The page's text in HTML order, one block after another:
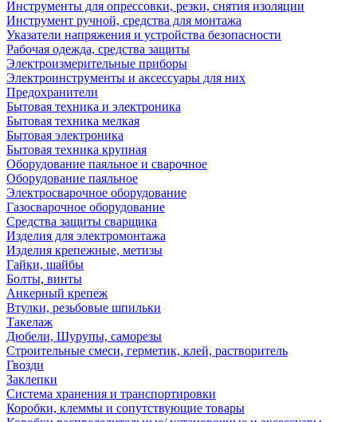
Инструменты для опрессовки, резки, снятия изоляции
Инструмент ручной, средства для монтажа
Указатели напряжения и устройства безопасности
Рабочая одежда, средства защиты
Электроизмерительные приборы
Электроинструменты и аксессуары для них
Предохранители
Бытовая техника и электроника
Бытовая техника мелкая
Бытовая электроника
Бытовая техника крупная
Оборудование паяльное и сварочное
Оборудование паяльное
Электросварочное оборудование
Газосварочное оборудование
Средства защиты сварщика
Изделия для электромонтажа
Изделия крепежные, метизы
Гайки, шайбы
Болты, винты
Анкерный крепеж
Втулки, резьбовые шпильки
Такелаж
Дюбели, Шурупы, саморезы
Строительные смеси, герметик, клей, растворитель
Гвозди
Заклепки
Система хранения и транспортировки
Коробки, клеммы и сопутствующие товары